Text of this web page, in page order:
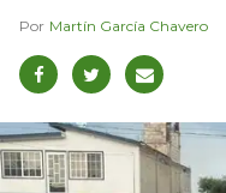
Martín García Chavero